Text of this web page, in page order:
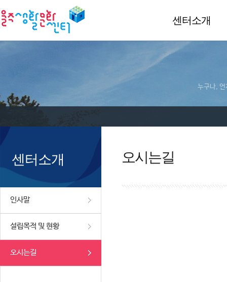
센터소개
누구나, 언
센터소개
인사말
설립목적 및 현황
오시는길
오시는길